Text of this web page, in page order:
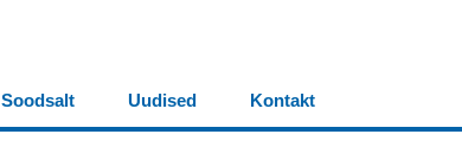
Soodsalt Uudised Kontakt